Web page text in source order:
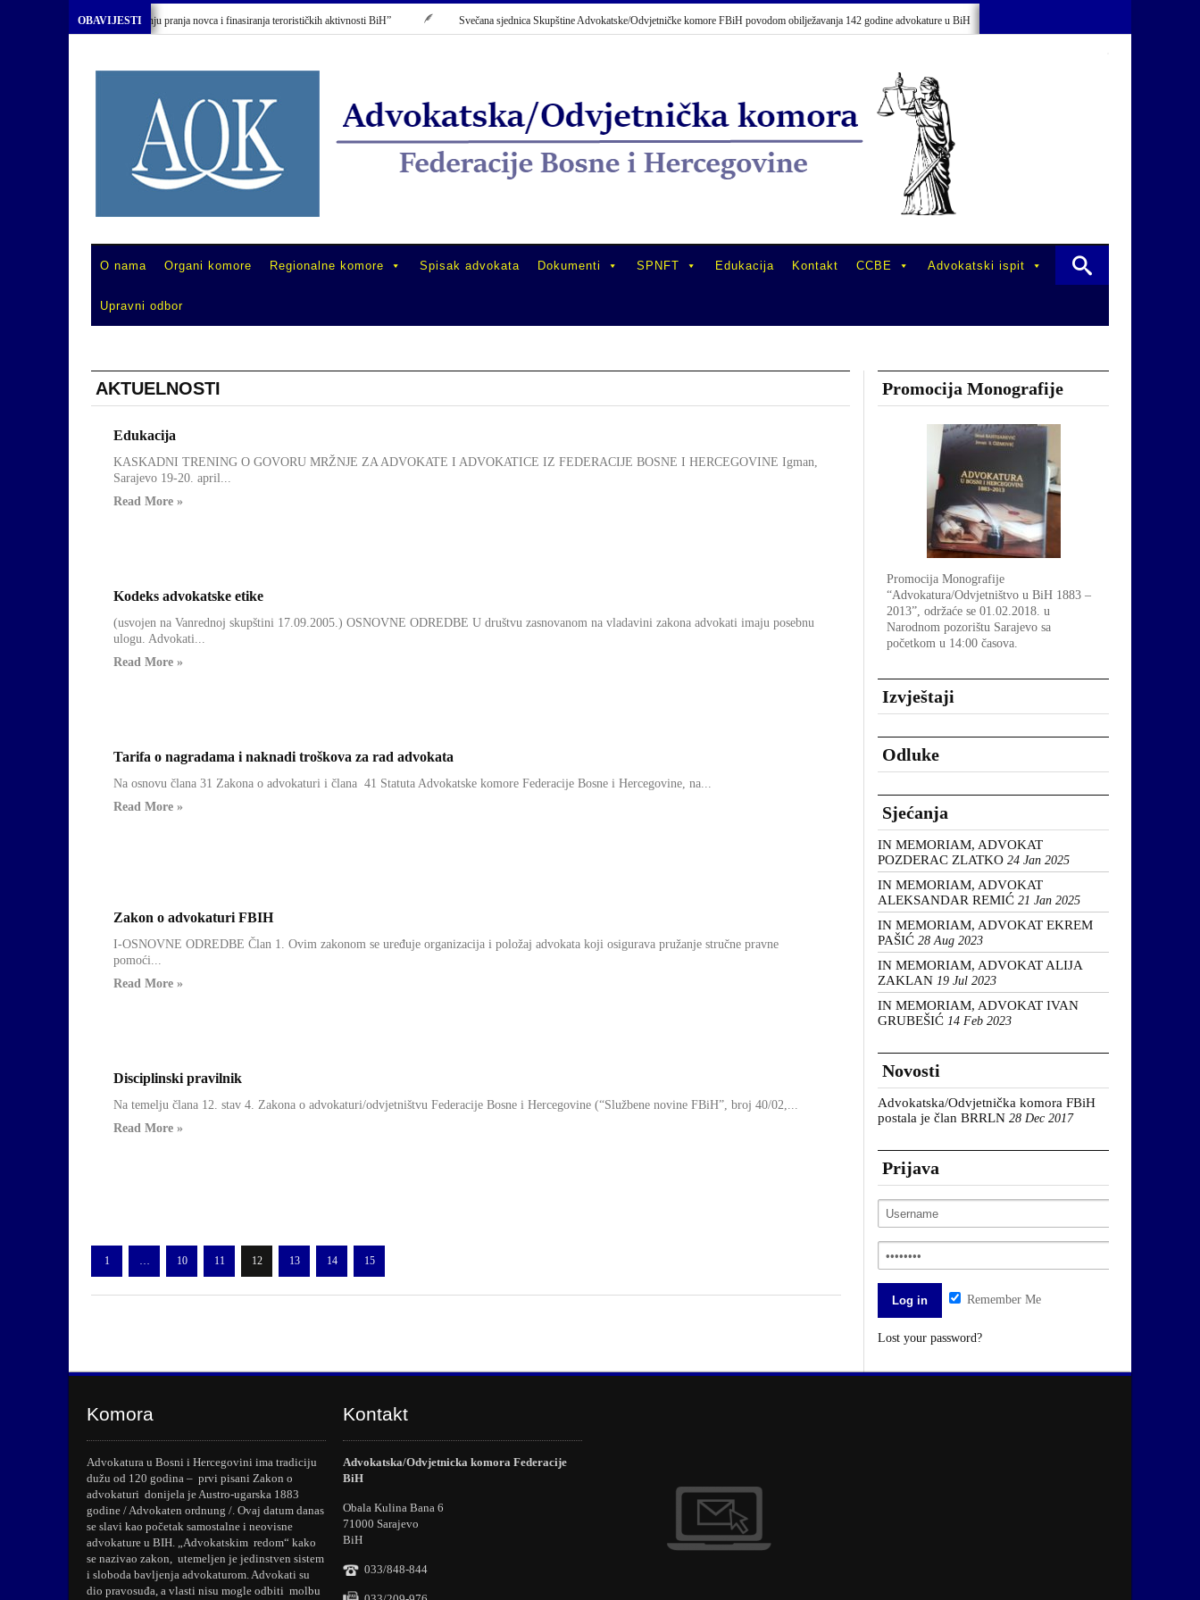
OBAVIJESTI
“Primjena Zakona o sprečavanju pranja novca i finasiranja terorističkih aktivnosti BiH” Svečana sjednica Skupštine Advokatske/Odvjetničke komore FBiH povodom obilježavanja 142 godine advokature u BiH
O nama Organi komore Regionalne komore Spisak advokata Dokumenti SPNFT Edukacija Kontakt CCBE Advokatski ispit
Upravni odbor
AKTUELNOSTI
Edukacija
KASKADNI TRENING O GOVORU MRŽNJE ZA ADVOKATE I ADVOKATICE IZ FEDERACIJE BOSNE I HERCEGOVINE Igman,
Sarajevo 19-20. april...
Read More »
Kodeks advokatske etike
(usvojen na Vanrednoj skupštini 17.09.2005.) OSNOVNE ODREDBE U društvu zasnovanom na vladavini zakona advokati imaju posebnu
ulogu. Advokati...
Read More »
Tarifa o nagradama i naknadi troškova za rad advokata
Na osnovu člana 31 Zakona o advokaturi i člana 41 Statuta Advokatske komore Federacije Bosne i Hercegovine, na...
Read More »
Zakon o advokaturi FBIH
I-OSNOVNE ODREDBE Član 1. Ovim zakonom se uređuje organizacija i položaj advokata koji osigurava pružanje stručne pravne
pomoći...
Read More »
Disciplinski pravilnik
Na temelju člana 12. stav 4. Zakona o advokaturi/odvjetništvu Federacije Bosne i Hercegovine (“Službene novine FBiH”, broj 40/02,...
Read More »
1 … 10 11 12 13 14 15
Promocija Monografije
Promocija Monografije
“Advokatura/Odvjetništvo u BiH 1883 –
2013”, održaće se 01.02.2018. u
Narodnom pozorištu Sarajevo sa
početkom u 14:00 časova.
Izvještaji
Odluke
Sjećanja
IN MEMORIAM, ADVOKAT
POZDERAC ZLATKO 24 Jan 2025
IN MEMORIAM, ADVOKAT
ALEKSANDAR REMIĆ 21 Jan 2025
IN MEMORIAM, ADVOKAT EKREM
PAŠIĆ 28 Aug 2023
IN MEMORIAM, ADVOKAT ALIJA
ZAKLAN 19 Jul 2023
IN MEMORIAM, ADVOKAT IVAN
GRUBEŠIĆ 14 Feb 2023
Novosti
Advokatska/Odvjetnička komora FBiH
postala je član BRRLN 28 Dec 2017
Prijava
Remember Me
Lost your password?
Komora
Advokatura u Bosni i Hercegovini ima tradiciju
dužu od 120 godina – prvi pisani Zakon o
advokaturi donijela je Austro-ugarska 1883
godine / Advokaten ordnung /. Ovaj datum danas
se slavi kao početak samostalne i neovisne
advokature u BIH. „Advokatskim redom“ kako
se nazivao zakon, utemeljen je jedinstven sistem
i sloboda bavljenja advokaturom. Advokati su
dio pravosuđa, a vlasti nisu mogle odbiti molbu
Kontakt
Advokatska/Odvjetnicka komora Federacije
BiH
Obala Kulina Bana 6
71000 Sarajevo
BiH
033/848-844